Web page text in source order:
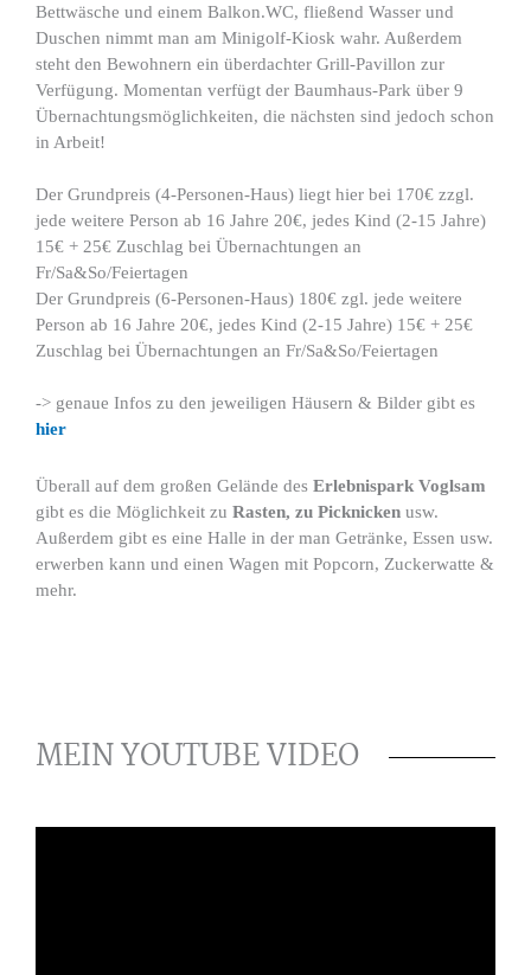
Bettwäsche und einem Balkon.WC, fließend Wasser und
Duschen nimmt man am Minigolf-Kiosk wahr. Außerdem
steht den Bewohnern ein überdachter Grill-Pavillon zur
Verfügung. Momentan verfügt der Baumhaus-Park über 9
Übernachtungsmöglichkeiten, die nächsten sind jedoch schon
in Arbeit!
Der Grundpreis (4-Personen-Haus) liegt hier bei 170€ zzgl.
jede weitere Person ab 16 Jahre 20€, jedes Kind (2-15 Jahre)
15€ + 25€ Zuschlag bei Übernachtungen an
Fr/Sa&So/Feiertagen
Der Grundpreis (6-Personen-Haus) 180€ zgl. jede weitere
Person ab 16 Jahre 20€, jedes Kind (2-15 Jahre) 15€ + 25€
Zuschlag bei Übernachtungen an Fr/Sa&So/Feiertagen
-> genaue Infos zu den jeweiligen Häusern & Bilder gibt es
hier
Überall auf dem großen Gelände des Erlebnispark Voglsam
gibt es die Möglichkeit zu Rasten, zu Picknicken usw.
Außerdem gibt es eine Halle in der man Getränke, Essen usw.
erwerben kann und einen Wagen mit Popcorn, Zuckerwatte &
mehr.
MEIN YOUTUBE VIDEO